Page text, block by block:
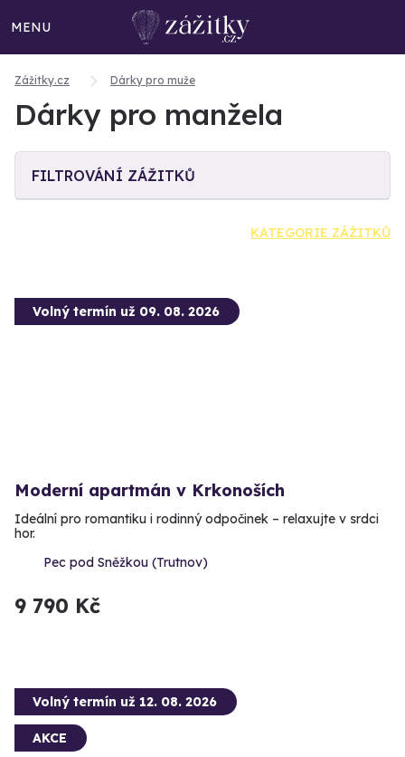
MENU
Zážitky.cz Dárky pro muže
Dárky pro manžela
FILTROVÁNÍ ZÁŽITKŮ
KATEGORIE ZÁŽITKŮ
Volný termín už 09. 08. 2026
Moderní apartmán v Krkonoších
Ideální pro romantiku i rodinný odpočinek – relaxujte v srdci
hor.
Pec pod Sněžkou (Trutnov)
9 790 Kč
Volný termín už 12. 08. 2026
AKCE